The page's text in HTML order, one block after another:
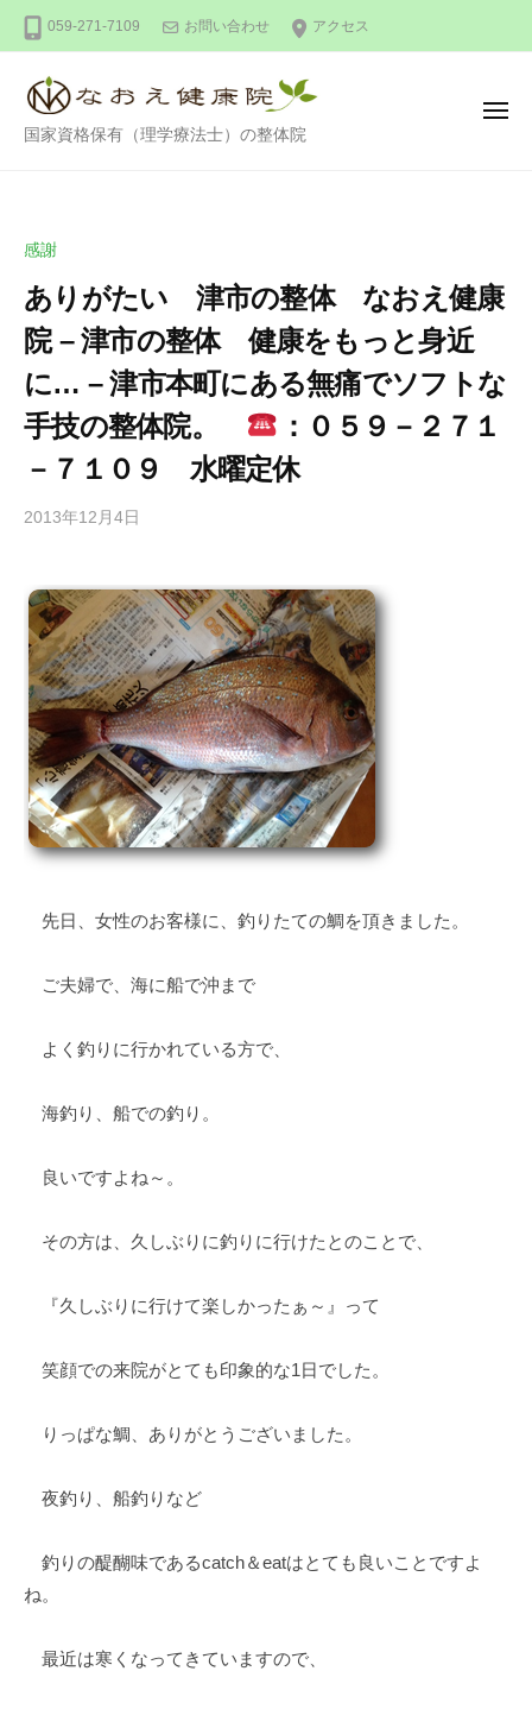
ン
059-271-7109 お問い合わせ アクセス
整
健
康
院
国家資格保有（理学療法士）の整体院
メ
感謝
ありがたい 津市の整体 なおえ健康
院 – 津市の整体 健康をもっと身近
に… – 津市本町にある無痛でソフトな
手技の整体院。
：０５９－２７１
－７１０９ 水曜定休
2013年12月4日
e
s
k
@
t
o
i
e
e
.
p
の
コ
メ
ン
ト
先日、女性のお客様に、釣りたての鯛を頂きました。
ご夫婦で、海に船で沖まで
よく釣りに行かれている方で、
海釣り、船での釣り。
良いですよね～。
その方は、久しぶりに釣りに行けたとのことで、
『久しぶりに行けて楽しかったぁ～』って
笑顔での来院がとても印象的な1日でした。
りっぱな鯛、ありがとうございました。
夜釣り、船釣りなど
釣りの醍醐味であるcatch＆eatはとても良いことですよ
ね。
最近は寒くなってきていますので、
体
な
お
え
健